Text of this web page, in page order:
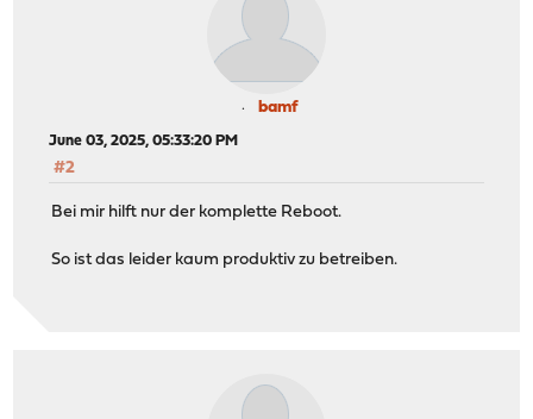
bamf
June 03, 2025, 05:33:20 PM
#2
Bei mir hilft nur der komplette Reboot.
So ist das leider kaum produktiv zu betreiben.